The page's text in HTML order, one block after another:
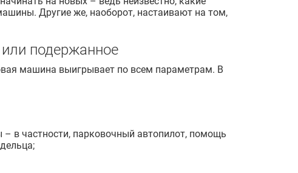
Другие же, наоборот, настаивают на том,
подержанное
машина выигрывает по всем параметрам. В
– в частности, парковочный автопилот, помощь